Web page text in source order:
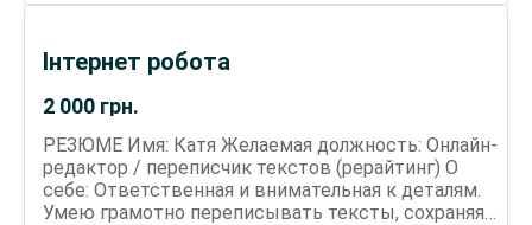
2 000 грн.
Інтернет робота
РЕЗЮМЕ Имя: Катя Желаемая должность: Онлайн-
редактор / переписчик текстов (рерайтинг) О
себе: Ответственная и внимательная к деталям.
Умею грамотно переписывать тексты, сохраняя